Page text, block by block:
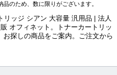
のため、数に限りがございます。
リッジ シアン 大容量 汎用品 | 法人
オフィネット。トナーカートリッ
探しの商品をご案内。ご注文から